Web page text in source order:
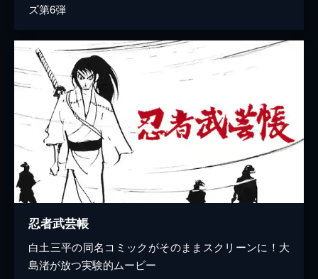
ズ第6弾
忍者武芸帳
白土三平の同名コミックがそのままスクリーンに！大
島渚が放つ実験的ムービー